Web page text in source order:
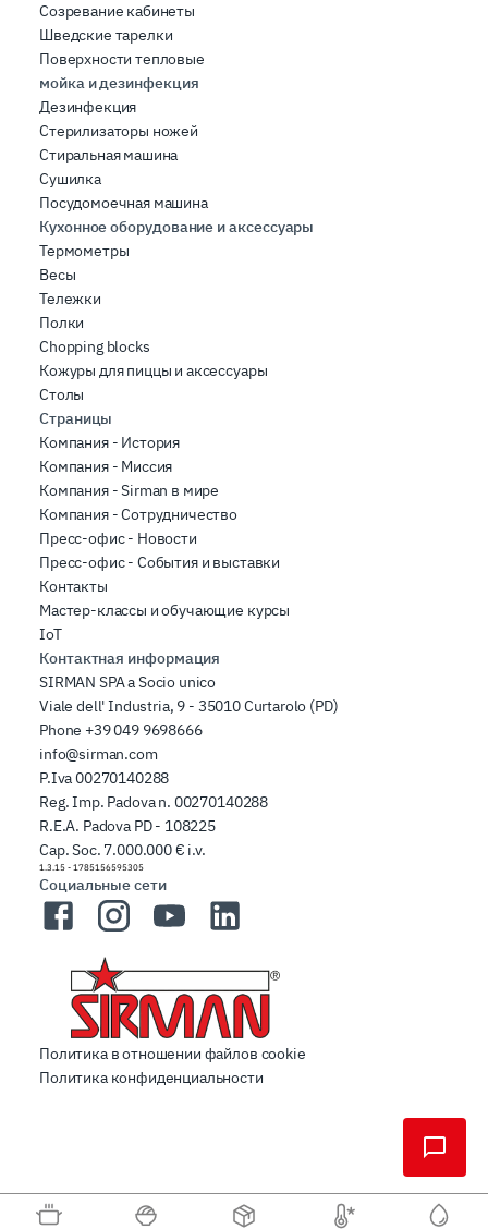
Созревание кабинеты
Шведские тарелки
Поверхности тепловые
мойка и дезинфекция
Дезинфекция
Стерилизаторы ножей
Стиральная машина
Сушилка
Посудомоечная машина
Кухонное оборудование и аксессуары
Термометры
Весы
Тележки
Полки
Chopping blocks
Кожуры для пиццы и аксессуары
Столы
Страницы
Компания - История
Компания - Миссия
Компания - Sirman в мире
Компания - Сотрудничество
Пресс-офис - Новости
Пресс-офис - События и выставки
Контакты
Мастер-классы и обучающие курсы
IoT
Контактная информация
SIRMAN SPA a Socio unico
Viale dell' Industria, 9 - 35010 Curtarolo (PD)
Phone +39 049 9698666
info@sirman.com
P.Iva 00270140288
Reg. Imp. Padova n. 00270140288
R.E.A. Padova PD - 108225
Cap. Soc. 7.000.000 € i.v.
1.3.15 - 1785156595305
Социальные сети
FacebookInstagramYouTubeLinkedIn
Политика в отношении файлов cookie
Политика конфиденциальности